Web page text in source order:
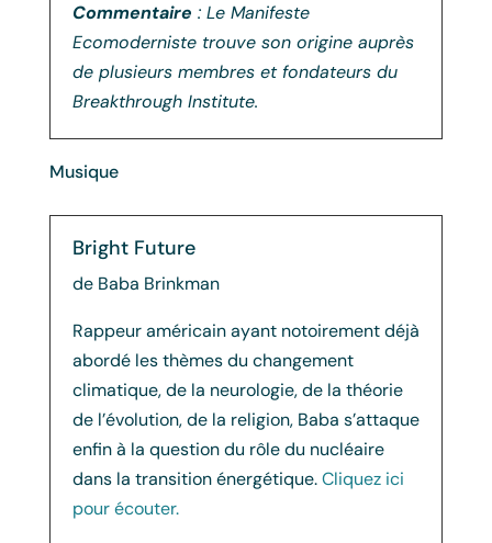
Commentaire : Le Manifeste
Ecomoderniste trouve son origine auprès
de plusieurs membres et fondateurs du
Breakthrough Institute.
Musique
Bright Future
de Baba Brinkman
Rappeur américain ayant notoirement déjà
abordé les thèmes du changement
climatique, de la neurologie, de la théorie
de l’évolution, de la religion, Baba s’attaque
enfin à la question du rôle du nucléaire
dans la transition énergétique. Cliquez ici
pour écouter.